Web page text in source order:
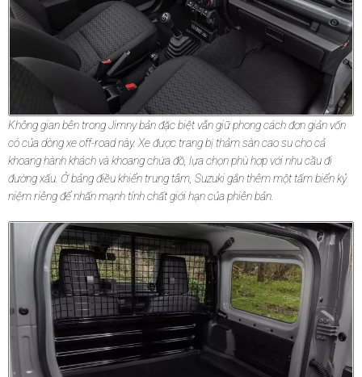
Không gian bên trong Jimny bản đặc biệt vẫn giữ phong cách đơn giản vốn
có của dòng xe off-road này. Xe được trang bị thảm sàn cao su cho cả
khoang hành khách và khoang chứa đồ, lựa chọn phù hợp với nhu cầu đi
đường xấu. Ở bảng điều khiển trung tâm, Suzuki gắn thêm một tấm biển kỷ
niệm riêng để nhấn mạnh tính chất giới hạn của phiên bản.